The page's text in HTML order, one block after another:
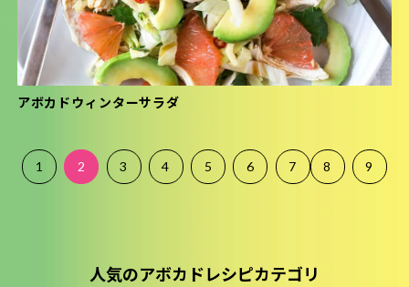
アボカドウィンターサラダ
1 2 3 4 5 6 7 8 9
人気のアボカドレシピカテゴリ